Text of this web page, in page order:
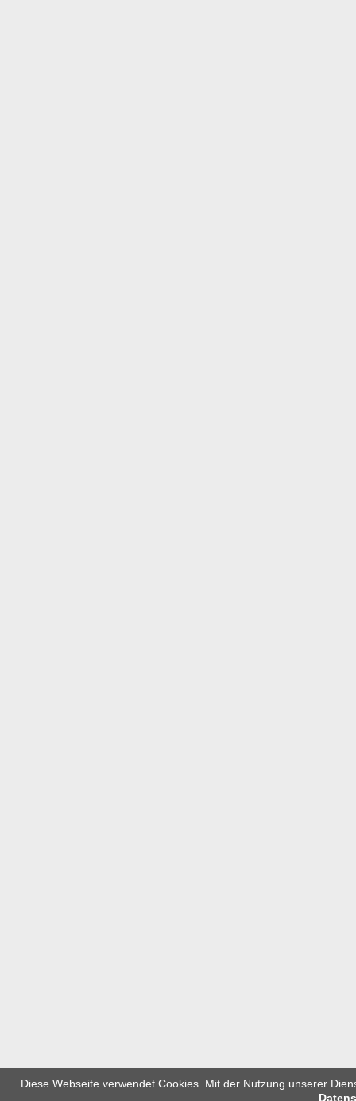
Diese Webseite verwendet Cookies. Mit der Nutzung unserer